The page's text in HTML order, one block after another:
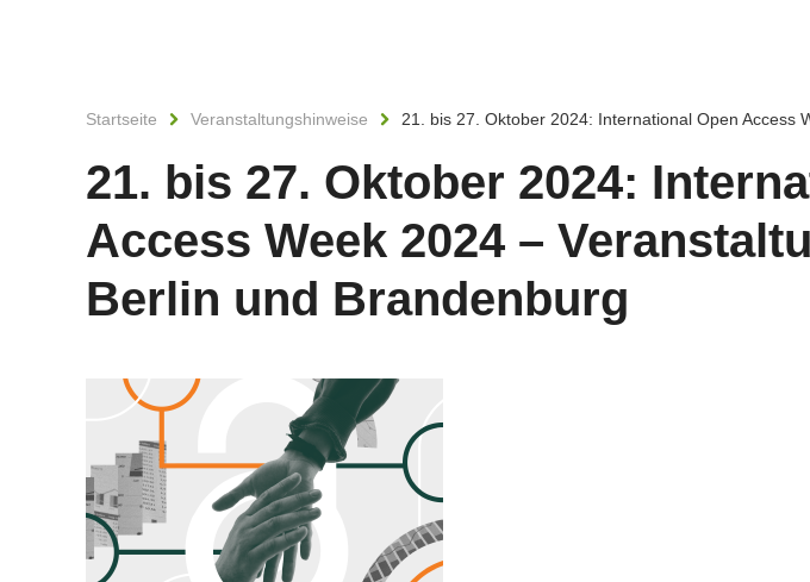
Startseite Veranstaltungshinweise 21. bis 27. Oktober 2024: International Open Access
21. bis 27. Oktober 2024:
Access Week 2024 –
Berlin und Brandenburg